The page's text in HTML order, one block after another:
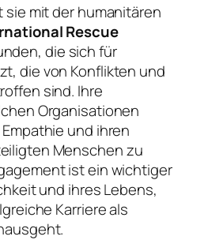
sie mit der humanitären
Rescue
die sich für
die von Konflikten und
sind. Ihre
Organisationen
und ihren
Menschen zu
ist ein wichtiger
und ihres Lebens,
Karriere als